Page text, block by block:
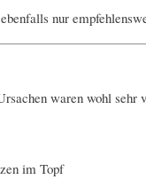
nur
waren wohl sehr
im Topf